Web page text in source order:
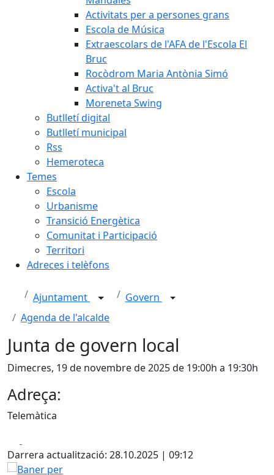
Activitats per a persones grans
Escola de Música
Extraescolars de l'AFA de l'Escola El
Bruc
Rocòdrom Maria Antònia Simó
Activa't al Bruc
Moreneta Swing
Butlletí digital
Butlletí municipal
Rss
Hemeroteca
Temes
Escola
Urbanisme
Transició Energètica
Comunitat i Participació
Territori
Adreces i telèfons
Ajuntament
Govern
Agenda de l'alcalde
Junta de govern local
Dimecres, 19 de novembre de 2025 de 19:00h a 19:30h
Adreça:
Telemàtica
Darrera actualització: 28.10.2025 | 09:12